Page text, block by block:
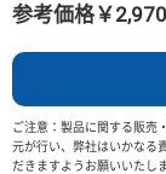
参考価格￥2,970
ご注意：製品に関する販売
元が行い、弊社はいかなる
だきますようお願いいたしま